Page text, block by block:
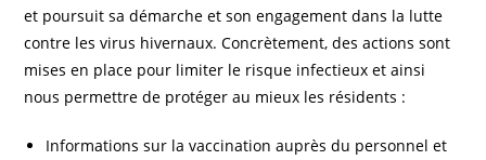
et poursuit sa démarche et son engagement dans la lutte
contre les virus hivernaux. Concrètement, des actions sont
mises en place pour limiter le risque infectieux et ainsi
nous permettre de protéger au mieux les résidents :
Informations sur la vaccination auprès du personnel et